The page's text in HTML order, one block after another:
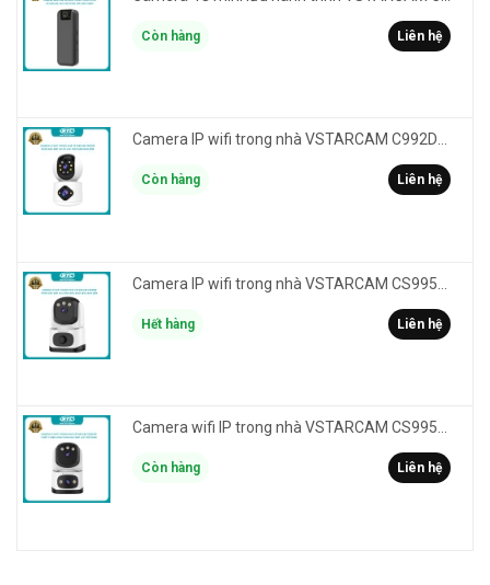
Còn hàng Liên hệ
Camera IP wifi trong nhà VSTARCAM C992DR phân giải HD 2MP 2 màn hình - báo động, đàm thoại, có màu
Còn hàng Liên hệ
Hết hàng Liên hệ
Camera wifi IP trong nhà VSTARCAM CS995DR xem 2 màn hình 6MP FullHD - báo động, đàm thoại, màu ban đêm
Còn hàng Liên hệ